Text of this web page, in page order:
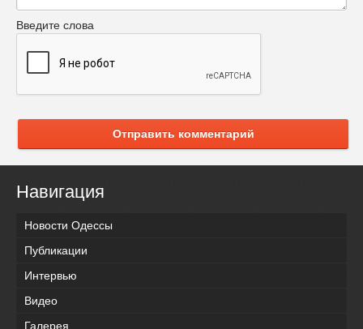
Введите слова
Отправить комментарий
Навигация
Новости Одессы
Публикации
Интервью
Видео
Галерея